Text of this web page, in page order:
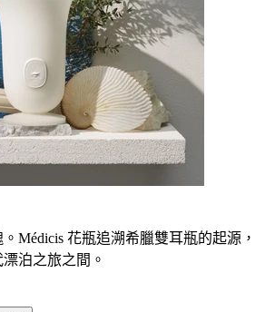
Médicis 花瓶追溯希臘雙耳瓶的起源，
泊之旅之間。